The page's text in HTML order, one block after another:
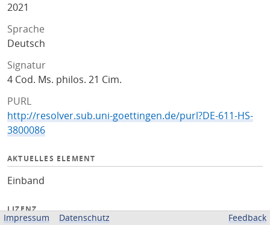
2021
Sprache
Deutsch
Signatur
4 Cod. Ms. philos. 21 Cim.
PURL
http://resolver.sub.uni-goettingen.de/purl?DE-611-HS-
3800086
AKTUELLES ELEMENT
Einband
LIZENZ
Impressum Datenschutz Feedback